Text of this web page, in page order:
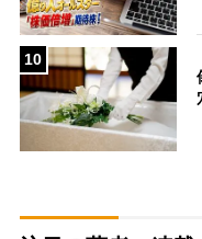
10